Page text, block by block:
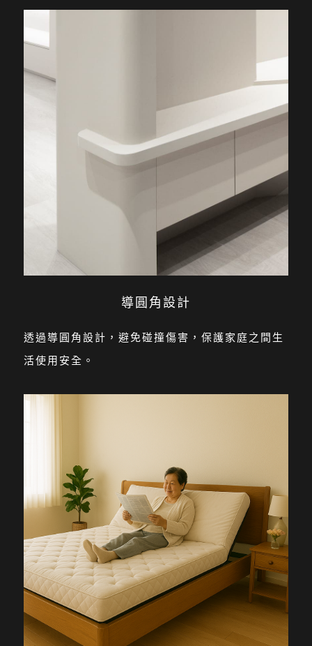
導圓角設計
透過導圓角設計，避免碰撞傷害，保護家庭之間生
活使用安全。